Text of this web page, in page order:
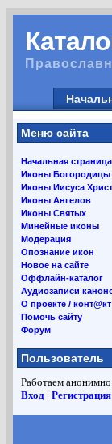
Меню сайта
Начальная страница
Иконы Богородицы
Иконы Иисуса
Иконы Ангелов
Иконы Святых
Минейные иконы
Модерация
Опознание икон
Новое на сайте
Оффлайн-каталог
Аудиозаписи
О проекте / конт@кт
Помочь сайту
Форум
Пользователь
Работаем
Вход | Регистрация